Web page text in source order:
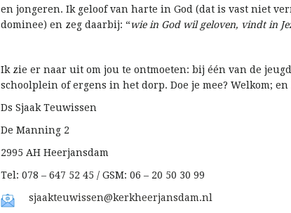
en jongeren. Ik geloof van harte in God (dat is vast niet
dominee) en zeg daarbij: “wie in God wil geloven, vindt in
Ik zie er naar uit om jou te ontmoeten: bij één van de
schoolplein of ergens in het dorp. Doe je mee? Welkom; en
Ds Sjaak Teuwissen
De Manning 2
2995 AH Heerjansdam
Tel: 078 – 647 52 45 / GSM: 06 – 20 50 30 99
sjaakteuwissen@kerkheerjansdam.nl